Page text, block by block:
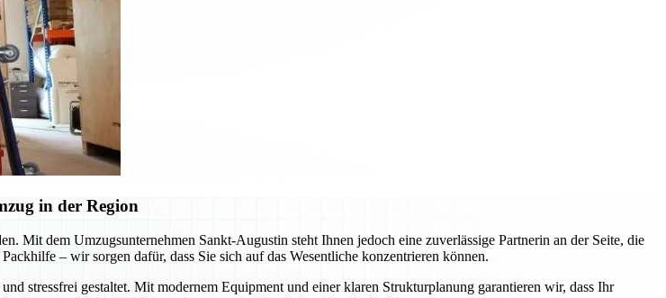
in der Region
Mit dem Umzugsunternehmen Sankt-Augustin steht Ihnen jedoch eine zuverlässige Partnerin an der Seite, die
– wir sorgen dafür, dass Sie sich auf das Wesentliche konzentrieren können.
stressfrei gestaltet. Mit modernem Equipment und einer klaren Strukturplanung garantieren wir, dass Ihr